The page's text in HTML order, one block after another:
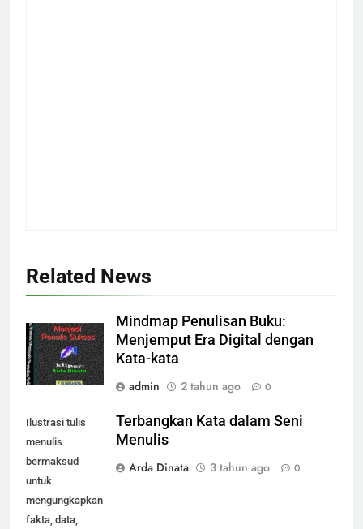
Related News
Mindmap Penulisan Buku:
Menjemput Era Digital dengan
Kata-kata
admin
2 tahun ago 0
Ilustrasi tulis
menulis
bermaksud
untuk
mengungkapkan
fakta, data,
Terbangkan Kata dalam Seni
Menulis
Arda Dinata
3 tahun ago 0